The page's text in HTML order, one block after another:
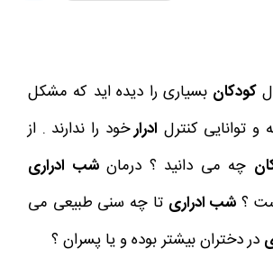
کودکانبسیاری را دیده اید که مشکل
توانایی کنترلادرارخود را ندارند . از
چه می دانید ؟ درمانشب ادراری
؟ شب ادراریتا چه سنی طبیعی می
دختران بیشتر بوده و یا پسران ؟